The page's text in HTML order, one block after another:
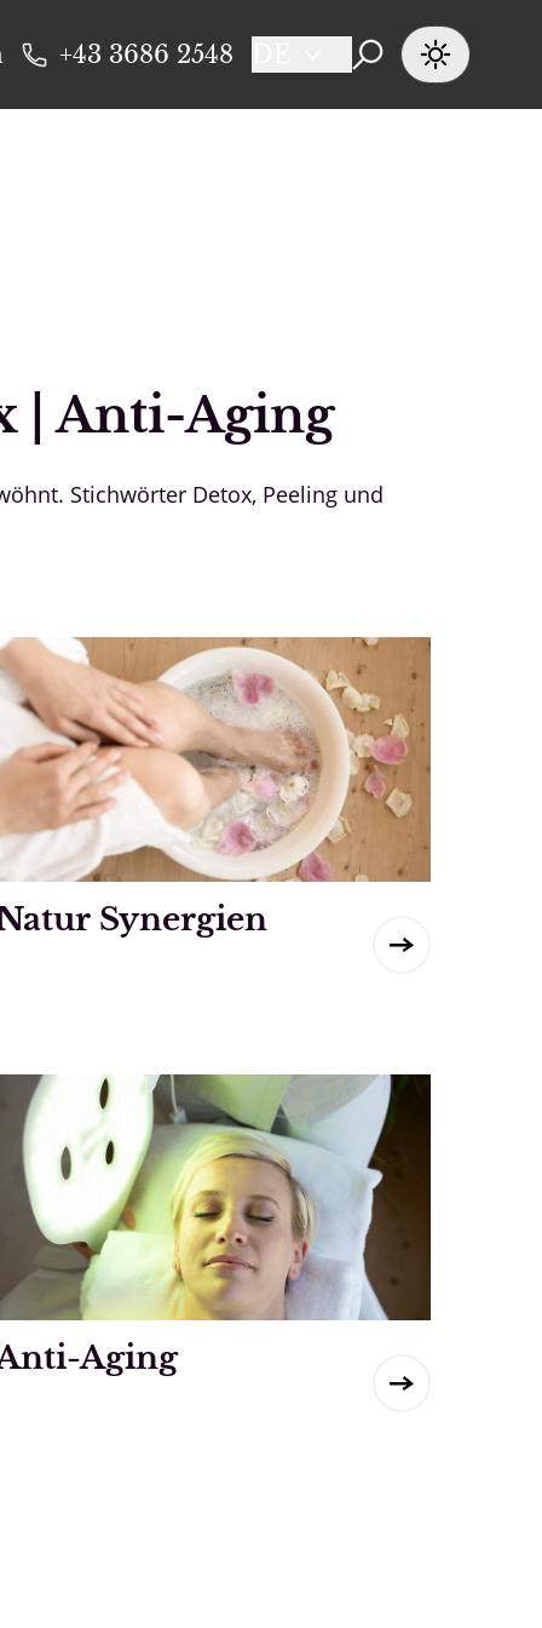
+43 3686 2548
| Anti-Aging
Stichwörter Detox, Peeling und
Synergien
Aging